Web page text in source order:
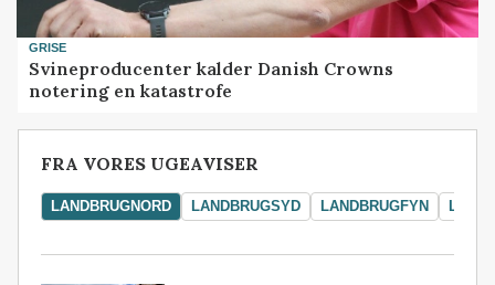
GRISE
Svineproducenter kalder Danish Crowns
notering en katastrofe
FRA VORES UGEAVISER
LANDBRUGNORD LANDBRUGSYD LANDBRUGFYN